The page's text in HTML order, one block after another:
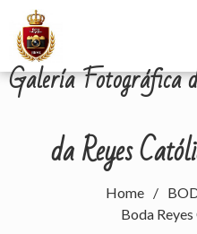
content
Galería
da Reyes
Home
Boda